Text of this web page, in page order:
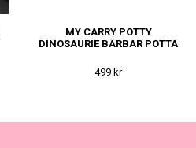
MY CARRY POTTY
DINOSAURIE BÄRBAR POTTA
499 kr